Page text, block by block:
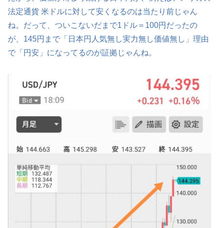
法定通貨 米ドルに対して安くなるのは当たり前じゃん
ね。だって、ついこないだまで1ドル＝100円だったの
が、145円まで「日本円人気無し実力無し価値無し」理由
で「円安」になってるのが証拠じゃんね。